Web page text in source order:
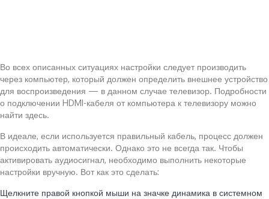
Во всех описанных ситуациях настройки следует производить
через компьютер, который должен определить внешнее устройство
для воспроизведения — в данном случае телевизор. Подробности
о подключении HDMI-кабеля от компьютера к телевизору можно
найти здесь.
В идеале, если используется правильный кабель, процесс должен
происходить автоматически. Однако это не всегда так. Чтобы
активировать аудиосигнал, необходимо выполнить некоторые
настройки вручную. Вот как это сделать:
Щелкните правой кнопкой мыши на значке динамика в системном